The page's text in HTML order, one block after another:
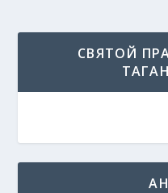
СВЯТОЙ